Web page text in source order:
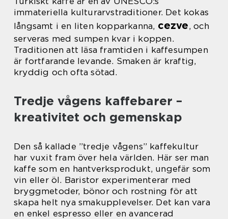
immateriella kulturarvstraditioner. Det kokas
långsamt i en liten kopparkanna, cezve, och
serveras med sumpen kvar i koppen.
Traditionen att läsa framtiden i kaffesumpen
är fortfarande levande. Smaken är kraftig,
kryddig och ofta sötad.
Tredje vågens kaffebarer –
kreativitet och gemenskap
Den så kallade ”tredje vågens” kaffekultur
har vuxit fram över hela världen. Här ser man
kaffe som en hantverksprodukt, ungefär som
vin eller öl. Baristor experimenterar med
bryggmetoder, bönor och rostning för att
skapa helt nya smakupplevelser. Det kan vara
en enkel espresso eller en avancerad